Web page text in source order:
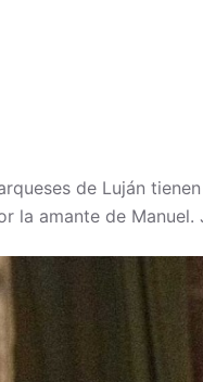
de Luján
la amante de